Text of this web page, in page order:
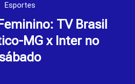
Esportes
TV Brasil
MG x Inter no
sábado